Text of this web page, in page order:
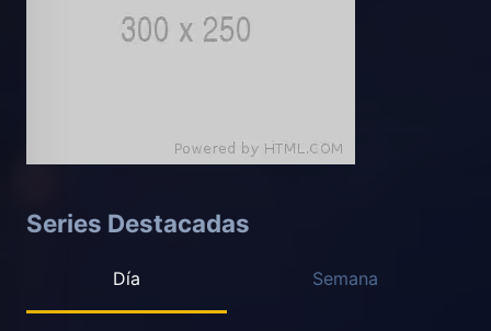
Series Destacadas
Día Semana